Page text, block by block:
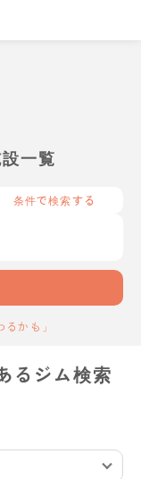
一覧
条件で検索する
かも」
るジム検索